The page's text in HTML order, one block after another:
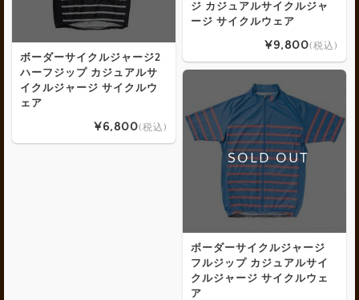
ジ カジュアルサイクルジャ
ージ サイクルウェア
¥9,800(税込)
ボーダーサイクルジャージ2
ハーフジップ カジュアルサ
イクルジャージ サイクルウ
ェア
¥6,800(税込)
SOLD OUT
ボーダーサイクルジャージ
フルジップ カジュアルサイ
クルジャージ サイクルウェ
ア